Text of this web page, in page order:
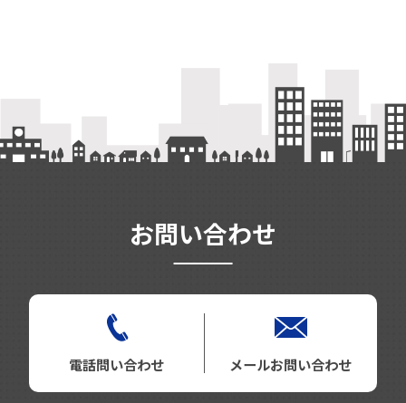
お問い合わせ
電話問い合わせ メールお問い合わせ